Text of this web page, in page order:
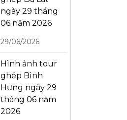
ngày 29 tháng
06 năm 2026
29/06/2026
Hình ảnh tour
ghép Bình
Hưng ngày 29
tháng 06 năm
2026